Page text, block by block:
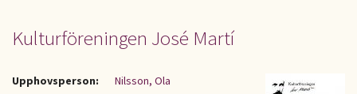
Kulturföreningen José Martí
Upphovsperson:
Nilsson, Ola